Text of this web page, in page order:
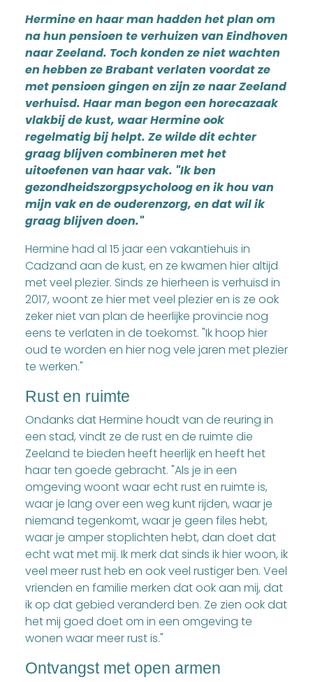
Hermine en haar man hadden het plan om
na hun pensioen te verhuizen van Eindhoven
naar Zeeland. Toch konden ze niet wachten
en hebben ze Brabant verlaten voordat ze
met pensioen gingen en zijn ze naar Zeeland
verhuisd. Haar man begon een horecazaak
vlakbij de kust, waar Hermine ook
regelmatig bij helpt. Ze wilde dit echter
graag blijven combineren met het
uitoefenen van haar vak. "Ik ben
gezondheidszorgpsycholoog en ik hou van
mijn vak en de ouderenzorg, en dat wil ik
graag blijven doen."
Hermine had al 15 jaar een vakantiehuis in
Cadzand aan de kust, en ze kwamen hier altijd
met veel plezier. Sinds ze hierheen is verhuisd in
2017, woont ze hier met veel plezier en is ze ook
zeker niet van plan de heerlijke provincie nog
eens te verlaten in de toekomst. "Ik hoop hier
oud te worden en hier nog vele jaren met plezier
te werken."
Rust en ruimte
Ondanks dat Hermine houdt van de reuring in
een stad, vindt ze de rust en de ruimte die
Zeeland te bieden heeft heerlijk en heeft het
haar ten goede gebracht. "Als je in een
omgeving woont waar echt rust en ruimte is,
waar je lang over een weg kunt rijden, waar je
niemand tegenkomt, waar je geen files hebt,
waar je amper stoplichten hebt, dan doet dat
echt wat met mij. Ik merk dat sinds ik hier woon, ik
veel meer rust heb en ook veel rustiger ben. Veel
vrienden en familie merken dat ook aan mij, dat
ik op dat gebied veranderd ben. Ze zien ook dat
het mij goed doet om in een omgeving te
wonen waar meer rust is."
Ontvangst met open armen